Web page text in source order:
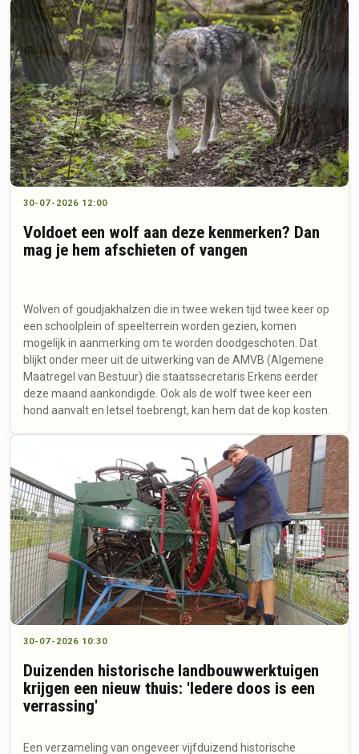
30-07-2026 12:00
Voldoet een wolf aan deze kenmerken? Dan
mag je hem afschieten of vangen
Wolven of goudjakhalzen die in twee weken tijd twee keer op
een schoolplein of speelterrein worden gezien, komen
mogelijk in aanmerking om te worden doodgeschoten. Dat
blijkt onder meer uit de uitwerking van de AMVB (Algemene
Maatregel van Bestuur) die staatssecretaris Erkens eerder
deze maand aankondigde. Ook als de wolf twee keer een
hond aanvalt en letsel toebrengt, kan hem dat de kop kosten.
30-07-2026 10:30
Duizenden historische landbouwwerktuigen
krijgen een nieuw thuis: 'Iedere doos is een
verrassing'
Een verzameling van ongeveer vijfduizend historische